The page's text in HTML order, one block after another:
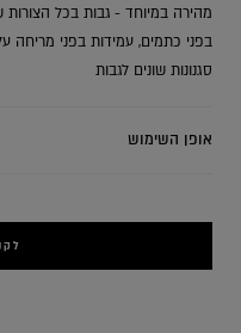
מהירה במיוחד - גבות בכל הצורות
סגנונות שונים לגבות
אופן השימוש